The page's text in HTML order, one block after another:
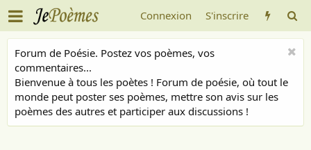
Connexion S'inscrire
Forum de Poésie. Postez vos poèmes, vos
commentaires...
Bienvenue à tous les poètes ! Forum de poésie, où tout le
monde peut poster ses poèmes, mettre son avis sur les
poèmes des autres et participer aux discussions !